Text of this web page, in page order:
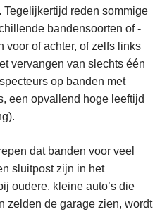
reden sommige
bandensoorten of -
voor of achter, of zelfs links
vervangen van slechts één
op banden met
een opvallend hoge leeftijd
dat banden voor veel
sluitpost zijn in het
oudere, kleine auto’s die
zelden de garage zien, wordt